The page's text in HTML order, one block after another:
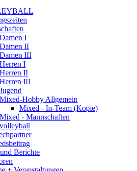
Damen I
Damen II
Damen III
Herren I
Herren II
Herren III
Jugend
Mixed-Hobby Allgemein
Mixed - In-Team (Kopie)
Mixed - Mannschaften
Berichte